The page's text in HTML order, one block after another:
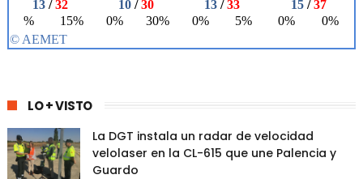
LO + VISTO
La DGT instala un radar de velocidad
velolaser en la CL-615 que une Palencia y
Guardo